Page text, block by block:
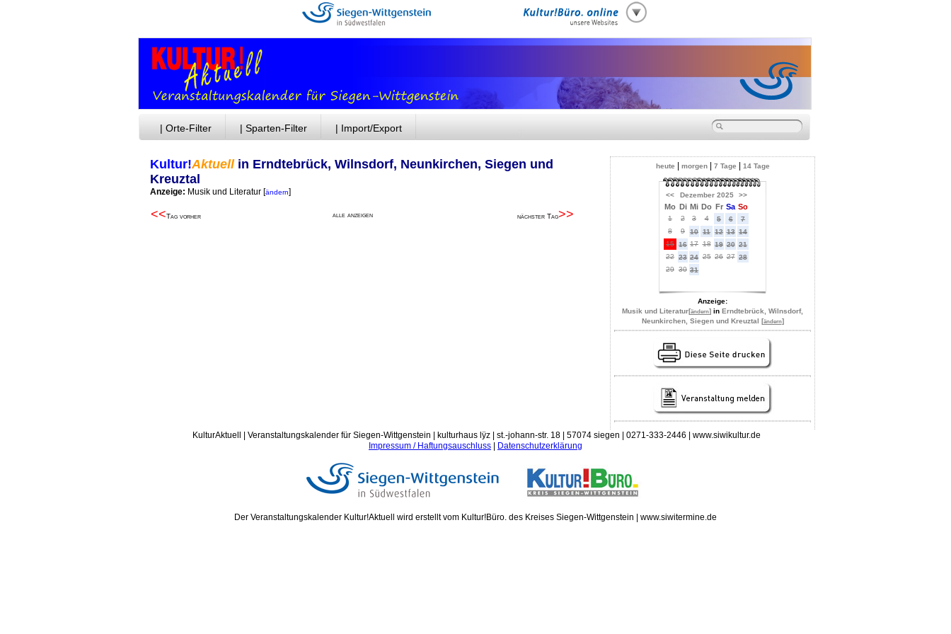
| Orte-Filter | Sparten-Filter | Import/Export
Kultur!Aktuellin Erndtebrück, Wilnsdorf, Neunkirchen, Siegen und
Kreuztal
Anzeige: Musik und Literatur [ändern]
<<Tag vorher alle anzeigen nächster Tag>>
heute morgen| 7 Tage 14 Tage
<< Dezember 2025 >>
Mo Di Mi Do Fr Sa So
1 2 3 4 5 6
7
8
9 10 11 12 13 14
15 16 17 18 19 20 21
22 23 24 25 26 27 28
29 30 31
Anzeige:
Musik und Literatur[ändern] in Erndtebrück, Wilnsdorf,
Neunkirchen, Siegen und Kreuztal [ändern]
KulturAktuell | Veranstaltungskalender für Siegen-Wittgenstein | kulturhaus lÿz | st.-johann-str. 18 | 57074 siegen | 0271-333-2446 | www.siwikultur.de
Impressum / Haftungsauschluss
Datenschutzerklärung
Der Veranstaltungskalender Kultur!Aktuell wird erstellt vom Kultur!Büro. des Kreises Siegen-Wittgenstein | www.siwitermine.de